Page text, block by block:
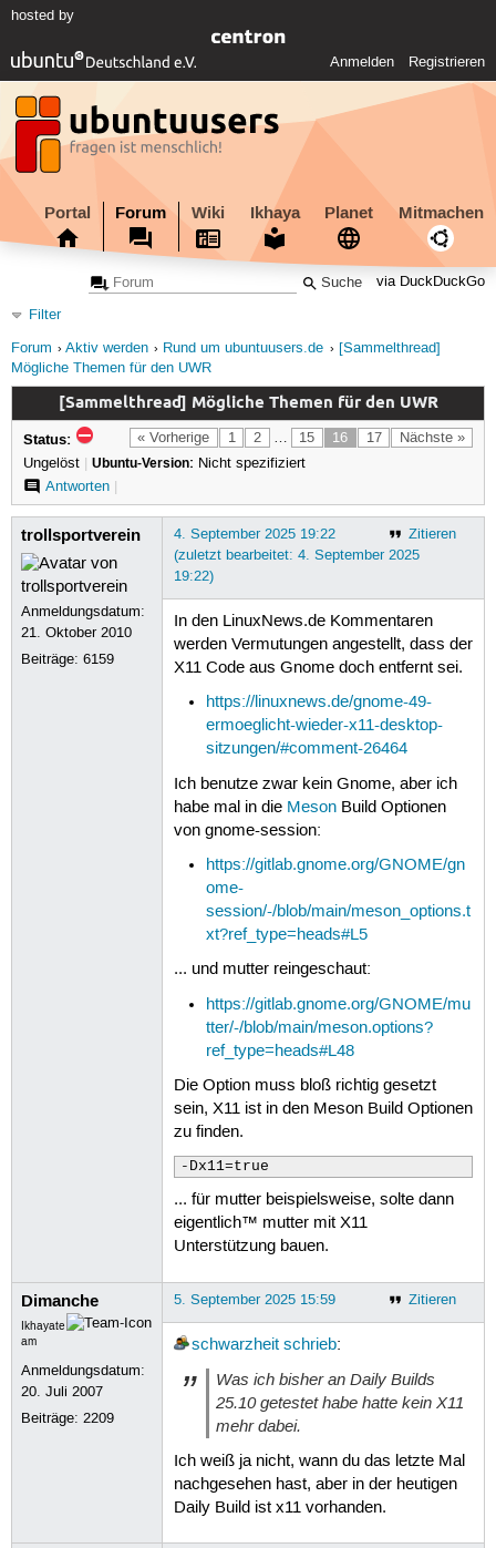
hosted by
Anmelden Registrieren
Portal Forum Wiki Ikhaya Planet Mitmachen
via DuckDuckGo
Filter
Forum
Aktiv werden Rund um ubuntuusers.de
[Sammelthread]
Mögliche Themen für den UWR
[Sammelthread] Mögliche Themen für den UWR
« Vorherige 1 2 … 15 16 17 Nächste »
Status:
Ungelöst | Ubuntu-Version: Nicht spezifiziert
Antworten|
trollsportverein
Anmeldungsdatum:
21. Oktober 2010
Beiträge:6159
Zitieren
4. September 2025 19:22
(zuletzt bearbeitet: 4. September 2025
19:22)
In den LinuxNews.de Kommentaren
werden Vermutungen angestellt, dass der
X11 Code aus Gnome doch entfernt sei.
https://linuxnews.de/gnome-49-
ermoeglicht-wieder-x11-desktop-
sitzungen/#comment-26464
Ich benutze zwar kein Gnome, aber ich
habe mal in die MesonBuild Optionen
von gnome-session:
https://gitlab.gnome.org/GNOME/gn
ome-
session/-/blob/main/meson_options.t
xt?ref_type=heads#L5
... und mutter reingeschaut:
https://gitlab.gnome.org/GNOME/mu
tter/-/blob/main/meson.options?
ref_type=heads#L48
Die Option muss bloß richtig gesetzt
sein, X11 ist in den Meson Build Optionen
zu finden.
-Dx11=true
... für mutter beispielsweise, solte dann
eigentlich™ mutter mit X11
Unterstützung bauen.
Dimanche
Ikhayate
am
Anmeldungsdatum:
20. Juli 2007
Beiträge:2209
Zitieren
5. September 2025 15:59
schwarzheit schrieb:
Was ich bisher an Daily Builds
25.10 getestet habe hatte kein X11
mehr dabei.
Ich weiß ja nicht, wann du das letzte Mal
nachgesehen hast, aber in der heutigen
Daily Build ist x11 vorhanden.